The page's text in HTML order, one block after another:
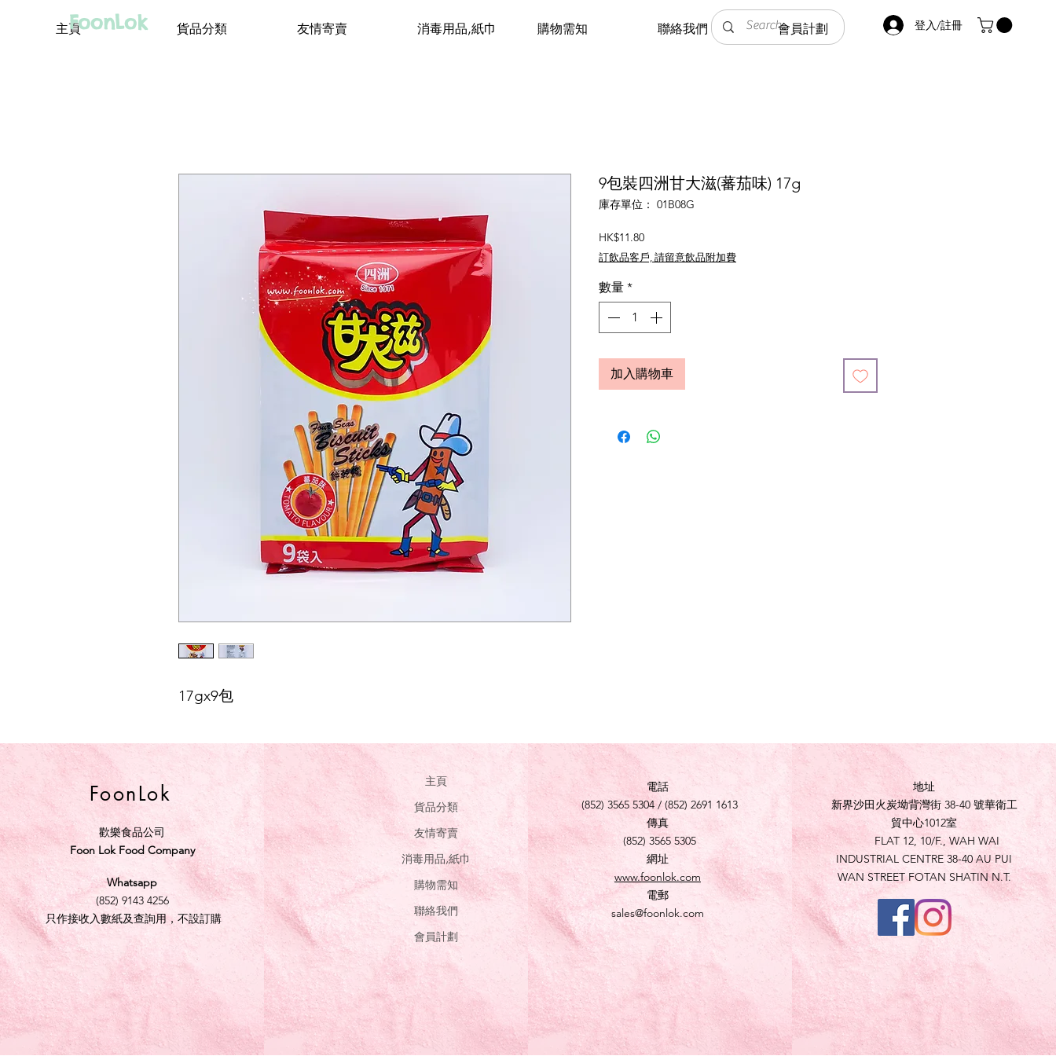
FoonLok 登入/註冊
主頁 貨品分類 友情寄賣 消毒用品,紙巾 購物需知 聯絡我們 會員計劃
17gx9包
9包裝四洲甘大滋(蕃茄味) 17g
庫存單位： 01B08G
HK$11.80價
格
訂飲品客戶, 請留意飲品附加費
數量 *
加入購物車
FoonLok
歡樂食品公司
Foon Lok Food Company
Whatsapp
(852) 9143 4256
只作接收入數紙及查詢用，不設訂購
主頁
貨品分類
友情寄賣
消毒用品,紙巾
購物需知
聯絡我們
會員計劃
電話
(852) 3565 5304 / (852) 2691 1613
傳真
(852) 3565 5305
網址
www.foonlok.com
電郵
sales@foonlok.com
地址
新界沙田火炭坳背灣街 38-40 號華衛工
貿中心1012室
FLAT 12, 10/F., WAH WAI
INDUSTRIAL CENTRE 38-40 AU PUI
WAN STREET FOTAN SHATIN N.T.